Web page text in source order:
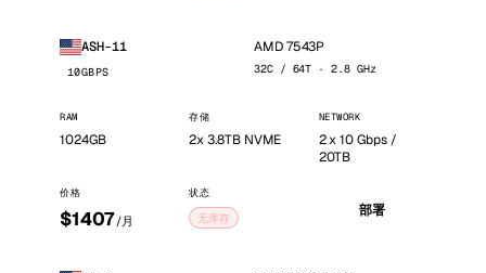
ASH-11
10GBPS
AMD 7543P
32C / 64T · 2.8 GHz
RAM
1024GB
存储
2x 3.8TB NVME
NETWORK
2 x 10 Gbps /
20TB
价格
$1407 /月
状态
无库存 部署